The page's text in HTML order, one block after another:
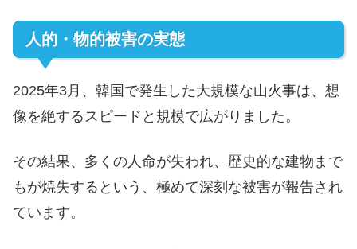
人的・物的被害の実態
2025年3月、韓国で発生した大規模な山火事は、想
像を絶するスピードと規模で広がりました。
その結果、多くの人命が失われ、歴史的な建物まで
もが焼失するという、極めて深刻な被害が報告され
ています。